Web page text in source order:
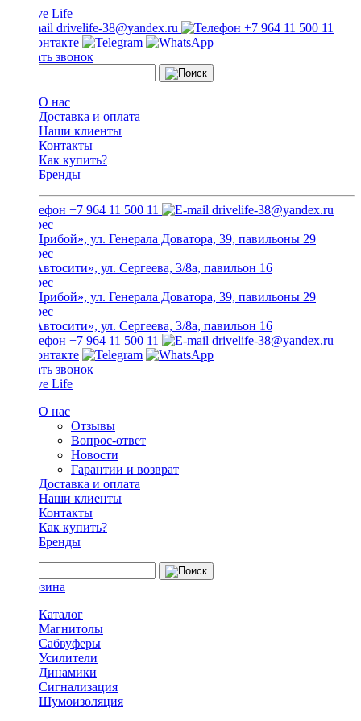
drivelife-38@yandex.ru +7 964 11 500 11
Заказать звонок
О нас
Доставка и оплата
Наши клиенты
Контакты
Как купить?
Бренды
+7 964 11 500 11 drivelife-38@yandex.ru
ТЦ «Прибой», ул. Генерала Доватора, 39, павильоны 29
ТЦ «Автосити», ул. Сергеева, 3/8а, павильон 16
ТЦ «Прибой», ул. Генерала Доватора, 39, павильоны 29
ТЦ «Автосити», ул. Сергеева, 3/8а, павильон 16
+7 964 11 500 11
drivelife-38@yandex.ru
Заказать звонок
О нас
Отзывы
Вопрос-ответ
Новости
Гарантии и возврат
Доставка и оплата
Наши клиенты
Контакты
Как купить?
Бренды
Каталог
Магнитолы
Сабвуферы
Усилители
Динамики
Сигнализация
Шумоизоляция